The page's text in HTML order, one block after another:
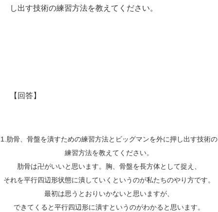
し出す技術の練習方法を教えてください。
【回答】
1.肋骨、 骨盤を潰すための練習方法とビッグマンを外に押し出す技術の
練習方法を教えてください。
肋骨は卍がいいと思います。胸、骨盤を長方体として捉え、
それを平行四辺形状態に潰していくというのが私たちのやり方です。
最初は思うとおりいかないと思いますが、
できてくると平行四辺形に潰すというのがわかると思います。